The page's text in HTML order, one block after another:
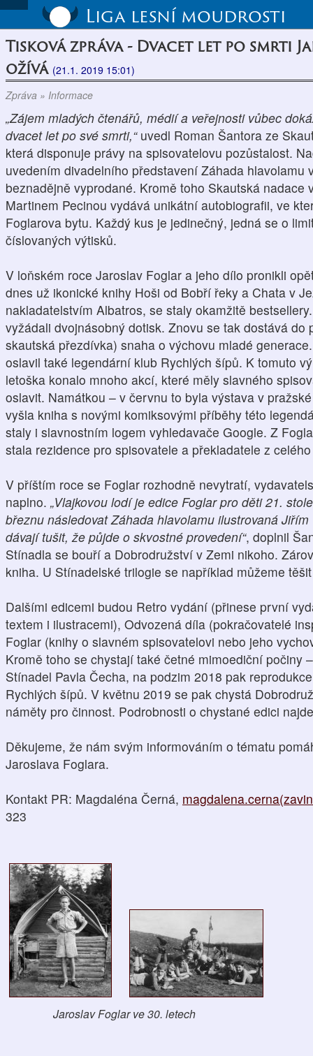
Liga lesní moudrosti
Tisková zpráva - Dvacet let po smrti
ožívá (21.1. 2019 15:01)
Zpráva » Informace
„Zájem mladých čtenářů, médií a veřejnosti vůbec
dvacet let po své smrti,“ uvedl Roman Šantora ze
která disponuje právy na spisovatelovu pozůstalost.
uvedením divadelního představení Záhada hlavolamu
beznadějně vyprodané. Kromě toho Skautská nadace
Martinem Pecinou vydává unikátní autobiografii, ve
Foglarova bytu. Každý kus je jedinečný, jedná se o
číslovaných výtisků.
V loňském roce Jaroslav Foglar a jeho dílo pronikli
dnes už ikonické knihy Hoši od Bobří řeky a Chata v
nakladatelstvím Albatros, se staly okamžitě
vyžádali dvojnásobný dotisk. Znovu se tak dostává
skautská přezdívka) snaha o výchovu mladé
oslavil také legendární klub Rychlých šípů. K tomuto
letoška konalo mnoho akcí, které měly slavného
oslavit. Namátkou – v červnu to byla výstava v
vyšla kniha s novými komiksovými příběhy této
staly i slavnostním logem vyhledavače Google. Z
stala rezidence pro spisovatele a překladatele z
V příštím roce se Foglar rozhodně nevytratí,
naplno. „Vlajkovou lodí je edice Foglar pro děti 21.
březnu následovat Záhada hlavolamu ilustrovaná
dávají tušit, že půjde o skvostné provedení“, doplnil
Stínadla se bouří a Dobrodružství v Zemi nikoho.
kniha. U Stínadelské trilogie se například můžeme
Dalšími edicemi budou Retro vydání (přinese první
textem i ilustracemi), Odvozená díla (pokračovatelé
Foglar (knihy o slavném spisovatelovi nebo jeho
Kromě toho se chystají také četné mimoediční počiny
Stínadel Pavla Čecha, na podzim 2018 pak
Rychlých šípů. V květnu 2019 se pak chystá
náměty pro činnost. Podrobnosti o chystané edici
Děkujeme, že nám svým informováním o tématu
Jaroslava Foglara.
Kontakt PR: Magdaléna Černá,
323
Jaroslav Foglar ve 30. letech